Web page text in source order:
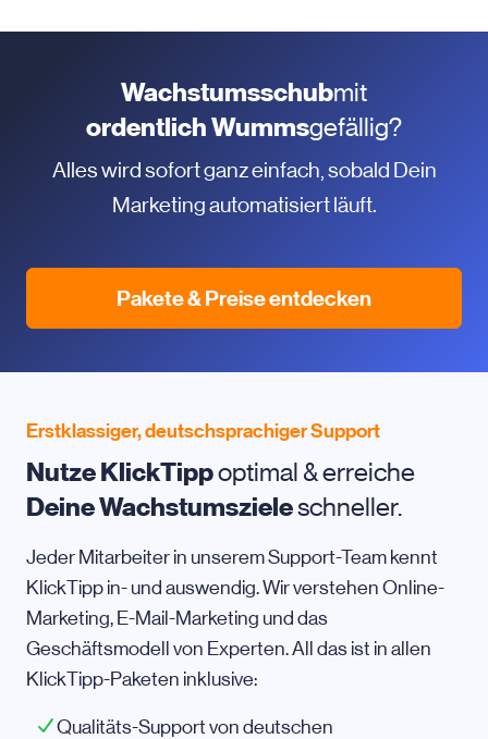
Wachstumsschubmit
ordentlich Wummsgefällig?
Alles wird sofort ganz einfach, sobald Dein
Marketing automatisiert läuft.
Pakete & Preise entdecken
Erstklassiger, deutschsprachiger Support
Nutze KlickTippoptimal & erreiche
Deine Wachstumszieleschneller.
Jeder Mitarbeiter in unserem Support-Team kennt
KlickTipp in- und auswendig. Wir verstehen Online-
Marketing, E-Mail-Marketing und das
Geschäftsmodell von Experten. All das ist in allen
KlickTipp-Paketen inklusive:
Qualitäts-Support von deutschen